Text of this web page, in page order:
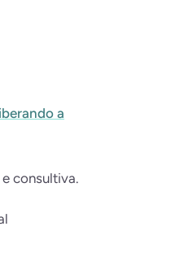
a
consultiva.